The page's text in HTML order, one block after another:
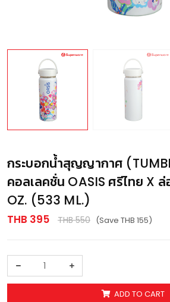
กระบอกน้ำสุญญากาศ
คอลเลคชั่น OASIS ศรีไทย X
OZ. (533 ML.)
THB 395 THB 550 (Save THB 155)
ADD TO CART